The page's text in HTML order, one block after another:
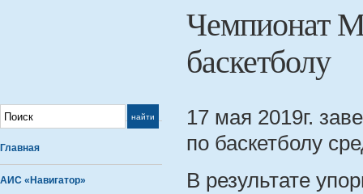
Чемпионат
баскетболу
Главная
АИС «Навигатор»
17 мая 2019г.
по баскетболу
В результате